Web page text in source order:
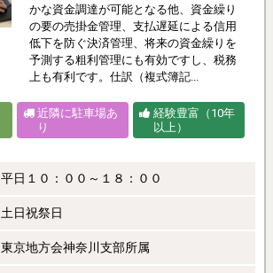
かな資金調達が可能となる他、資金繰り
の要の売掛金管理、支払遅延による信用
低下を防ぐ決済管理、将来の資金繰りを
予測する粗利管理にも有効ですし、税務
上も有利です。仕訳（複式簿記...
近隣に駐車場あ
り
経験豊富（10年
以上）
平日１０：００～１８：００
土日祝祭日
東京地方会神奈川支部所属